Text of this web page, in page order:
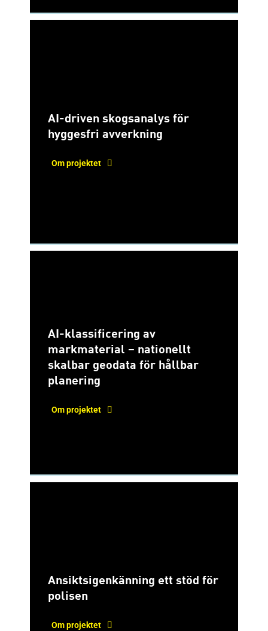
AI-driven skogsanalys för
hyggesfri avverkning
Om projektet
AI-klassificering av
markmaterial – nationellt
skalbar geodata för hållbar
planering
Om projektet
Ansiktsigenkänning ett stöd för
polisen
Om projektet